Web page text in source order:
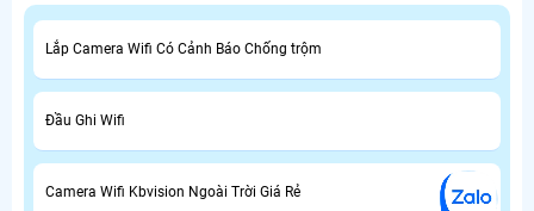
Lắp Camera Wifi Có Cảnh Báo Chống trộm
Đầu Ghi Wifi
Camera Wifi Kbvision Ngoài Trời Giá Rẻ